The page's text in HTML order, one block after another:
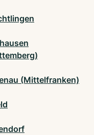
(Mittelfranken)